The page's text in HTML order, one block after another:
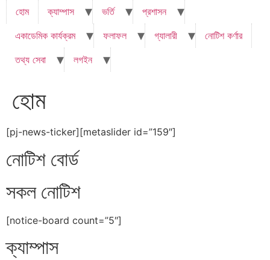
হোম ক্যাম্পাস ভর্তি
প্রশাসন
একাডেমিক কার্যক্রম
ফলাফল গ্যালারী
নোটিশ কর্ণার
তথ্য সেবা
লগইন
হোম
[pj-news-ticker][metaslider id=”159″]
নোটিশ বোর্ড
সকল নোটিশ
[notice-board count=”5″]
ক্যাম্পাস